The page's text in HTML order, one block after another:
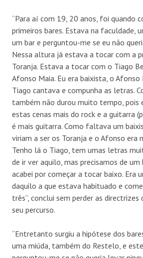
“Para aí com 19, 20 anos, foi quando
primeiros bares. Estava na faculdade,
um bar e perguntou-me se eu não
Nessa altura já estava a tocar com a
Toranja. Estava a tocar com o Tiago
Afonso Maia. Eu era baixista, o
Tiago cantava e compunha as letras.
também não durou muito tempo, pois
estas cenas mais do rock e a guitarra
é mais guitarra. Como faltava um
viriam a ser os Toranja e o Afonso era
Tenho lá o Tiago, tem umas letras
de ir ver aquilo, mas precisamos de
acabei por começar a tocar baixo. Era
daquilo a que estava habituado e
três”, conclui sem perder as
seu percurso.
“Entretanto surgiu a hipótese dos
uma miúda, também do Restelo, e